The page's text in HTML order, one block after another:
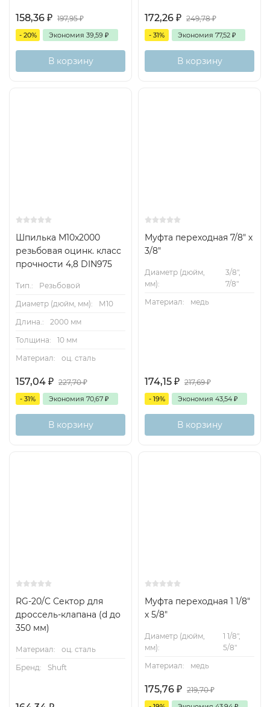
158,36 ₽ 197,95₽
- 20% Экономия 39,59 ₽
В корзину
172,26 ₽ 249,78₽
- 31% Экономия 77,52 ₽
В корзину
Шпилька М10x2000
резьбовая оцинк. класс
прочности 4,8 DIN975
Тип.:
Резьбовой
Диаметр (дюйм, мм):
М10
Длина.:
2000 мм
Толщина:
10 мм
Материал:
оц. сталь
157,04 ₽ 227,70₽
- 31% Экономия 70,67 ₽
В корзину
Муфта переходная 7/8" х
3/8"
Диаметр (дюйм,
мм):
3/8",
7/8"
Материал:
медь
174,15 ₽ 217,69₽
- 19% Экономия 43,54 ₽
В корзину
RG-20/C Сектор для
дроссель-клапана (d до
350 мм)
Материал:
оц. сталь
Бренд:
Shuft
Муфта переходная 1 1/8"
х 5/8"
Диаметр (дюйм,
мм):
1 1/8",
5/8"
Материал:
медь
175,76 ₽ 219,70₽